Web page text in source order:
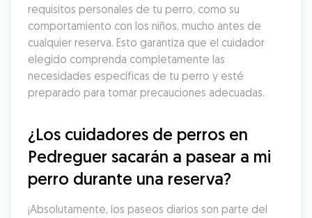
requisitos personales de tu perro, como su
comportamiento con los niños, mucho antes de
cualquier reserva. Esto garantiza que el cuidador
elegido comprenda completamente las
necesidades específicas de tu perro y esté
preparado para tomar precauciones adecuadas.
¿Los cuidadores de perros en
Pedreguer sacarán a pasear a mi
perro durante una reserva?
¡Absolutamente, los paseos diarios son parte del